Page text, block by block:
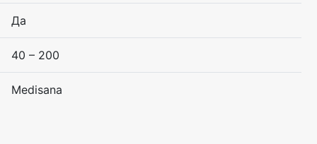
Да
40 – 200
Medisana